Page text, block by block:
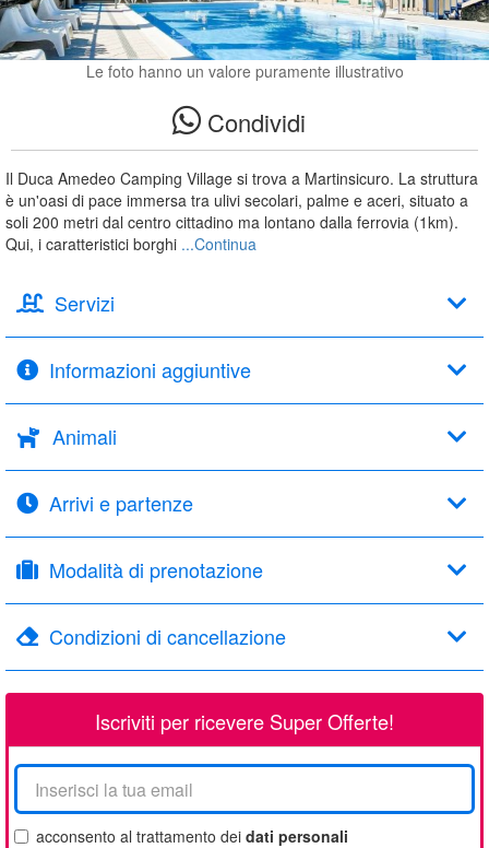
Le foto hanno un valore puramente illustrativo
Condividi
Il Duca Amedeo Camping Village si trova a Martinsicuro. La struttura
è un'oasi di pace immersa tra ulivi secolari, palme e aceri, situato a
soli 200 metri dal centro cittadino ma lontano dalla ferrovia (1km).
Qui, i caratteristici borghi ...Continua
Servizi
Informazioni aggiuntive
Animali
Arrivi e partenze
Modalità di prenotazione
Condizioni di cancellazione
Iscriviti per ricevere Super Offerte!
La
tua
email
acconsento al trattamento dei dati personali